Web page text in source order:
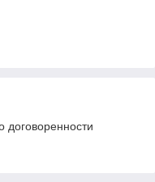
договоренности